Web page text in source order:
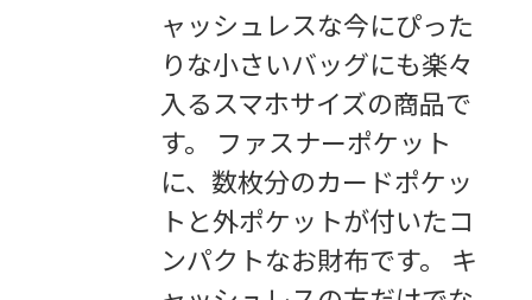
ャッシュレスな今にぴった
りな小さいバッグにも楽々
入るスマホサイズの商品で
す。 ファスナーポケット
に、数枚分のカードポケッ
トと外ポケットが付いたコ
ンパクトなお財布です。 キ